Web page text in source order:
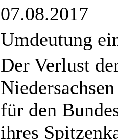
07.08.2017
Umdeutung
Der Verlust
für den
ihres